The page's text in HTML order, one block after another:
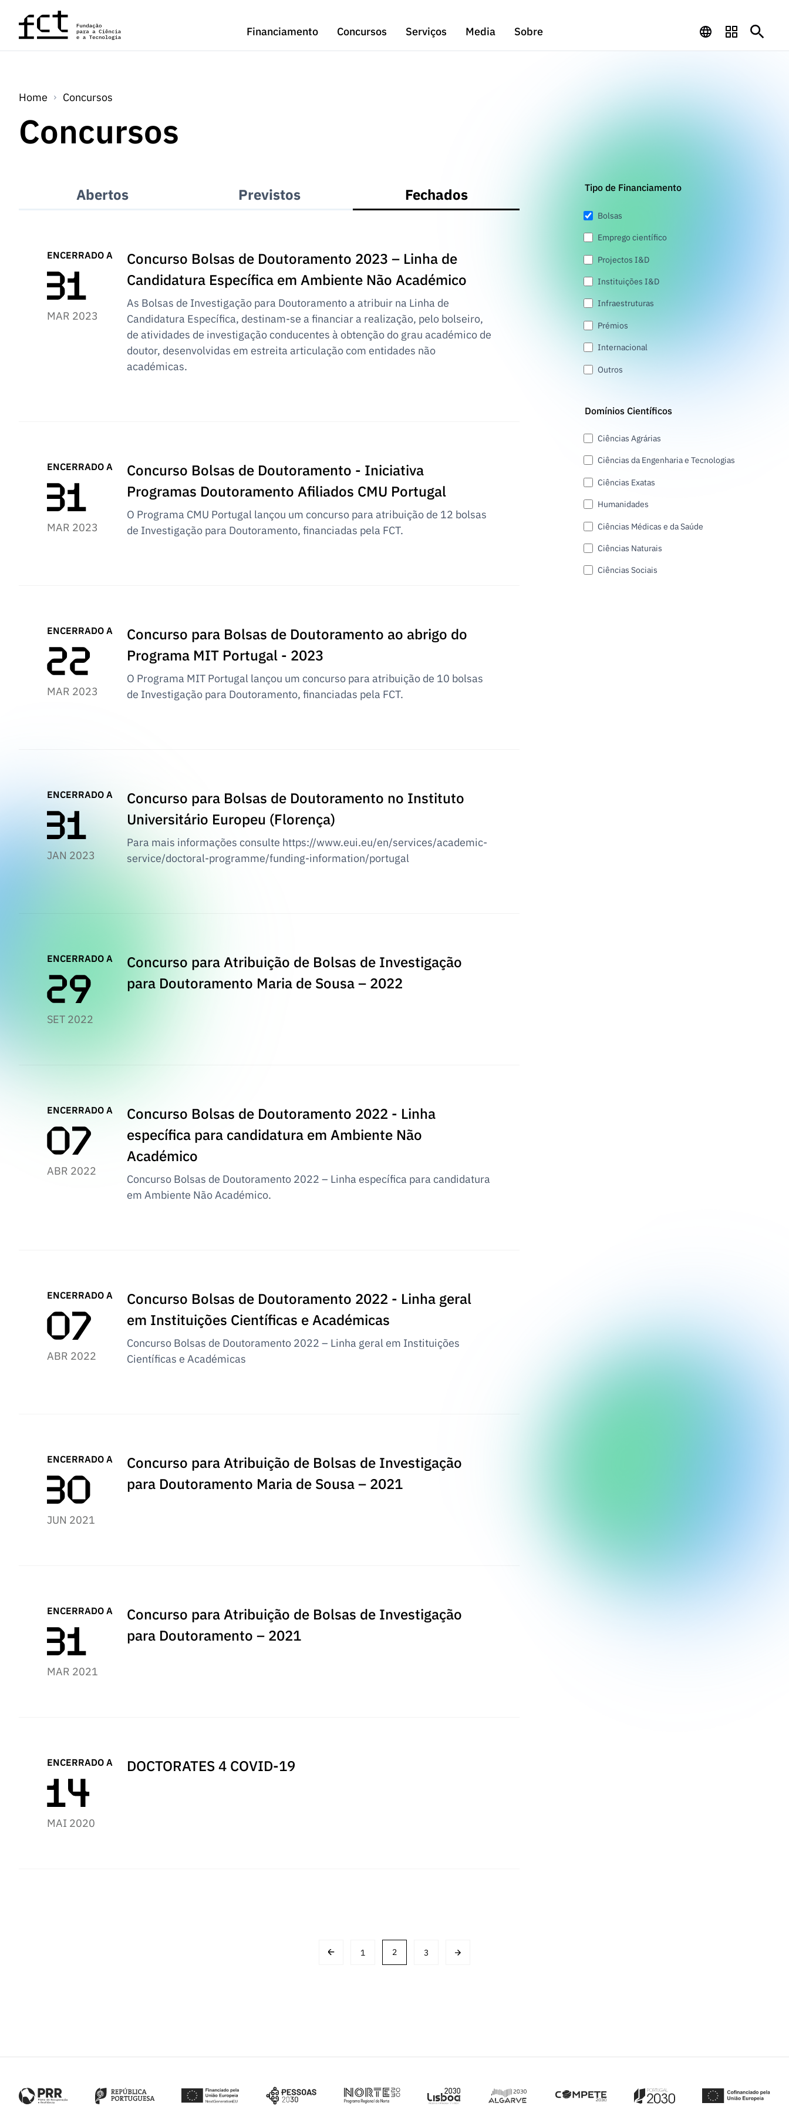
Saltar para o conteúdo principal
Financiamento
Concursos Serviços Media Sobre
Home Concursos
Concursos
Abertos Previstos Fechados
ENCERRADO A
MAR 2023
Concurso Bolsas de Doutoramento 2023 – Linha de
Candidatura Específica em Ambiente Não Académico
As Bolsas de Investigação para Doutoramento a atribuir na Linha de
Candidatura Específica, destinam-se a financiar a realização, pelo bolseiro,
de atividades de investigação conducentes à obtenção do grau académico de
doutor, desenvolvidas em estreita articulação com entidades não
académicas.
ENCERRADO A
MAR 2023
Concurso Bolsas de Doutoramento - Iniciativa
Programas Doutoramento Afiliados CMU Portugal
O Programa CMU Portugal lançou um concurso para atribuição de 12 bolsas
de Investigação para Doutoramento, financiadas pela FCT.
ENCERRADO A
MAR 2023
Concurso para Bolsas de Doutoramento ao abrigo do
Programa MIT Portugal - 2023
O Programa MIT Portugal lançou um concurso para atribuição de 10 bolsas
de Investigação para Doutoramento, financiadas pela FCT.
ENCERRADO A
JAN 2023
Concurso para Bolsas de Doutoramento no Instituto
Universitário Europeu (Florença)
Para mais informações consulte https://www.eui.eu/en/services/academic-
service/doctoral-programme/funding-information/portugal
ENCERRADO A
SET 2022
Concurso para Atribuição de Bolsas de Investigação
para Doutoramento Maria de Sousa – 2022
ENCERRADO A
ABR 2022
Concurso Bolsas de Doutoramento 2022 - Linha
específica para candidatura em Ambiente Não
Académico
Concurso Bolsas de Doutoramento 2022 – Linha específica para candidatura
em Ambiente Não Académico.
ENCERRADO A
ABR 2022
Concurso Bolsas de Doutoramento 2022 - Linha geral
em Instituições Científicas e Académicas
Concurso Bolsas de Doutoramento 2022 – Linha geral em Instituições
Científicas e Académicas
ENCERRADO A
JUN 2021
Concurso para Atribuição de Bolsas de Investigação
para Doutoramento Maria de Sousa – 2021
ENCERRADO A
MAR 2021
Concurso para Atribuição de Bolsas de Investigação
para Doutoramento – 2021
ENCERRADO A
MAI 2020
DOCTORATES 4 COVID-19
Tipo de Financiamento
Bolsas
Emprego científico
Projectos I&D
Instituições I&D
Infraestruturas
Prémios
Internacional
Outros
Domínios Científicos
Ciências Agrárias
Ciências da Engenharia e Tecnologias
Ciências Exatas
Humanidades
Ciências Médicas e da Saúde
Ciências Naturais
Ciências Sociais
1 2 3